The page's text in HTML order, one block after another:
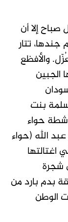
إلا أن
تتار
والأفظع
الجبين
بنت
حواء
الله (حواء
شجرة
بدم بارد من
الوطن